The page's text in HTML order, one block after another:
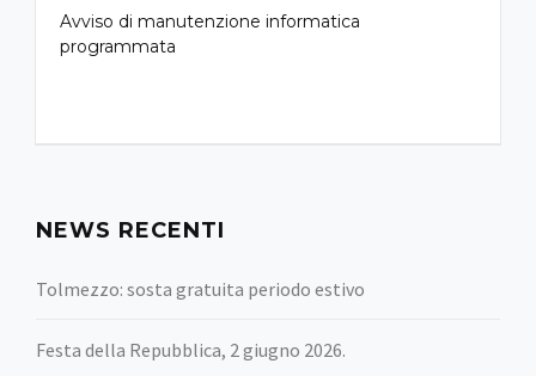
Avviso di manutenzione informatica
programmata
NEWS RECENTI
Tolmezzo: sosta gratuita periodo estivo
Festa della Repubblica, 2 giugno 2026.